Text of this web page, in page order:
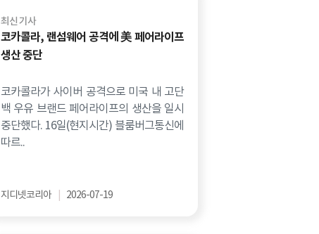
최신 기사
코카콜라, 랜섬웨어 공격에 美 페어라이프
생산 중단
코카콜라가 사이버 공격으로 미국 내 고단
백 우유 브랜드 페어라이프의 생산을 일시
중단했다. 16일(현지시간) 블룸버그통신에
따르..
지디넷코리아 2026-07-19